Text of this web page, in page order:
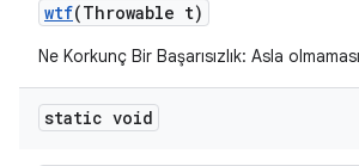
wtf(Throwable t)
Ne Korkunç Bir Başarısızlık: Asla
static void